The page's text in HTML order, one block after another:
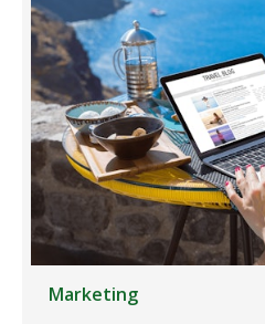
Marketing